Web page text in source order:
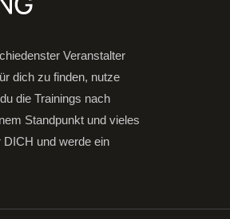
Veranstalter
dich zu finden, nutze
die Trainings nach
Standpunkt und vieles
DICH und werde ein